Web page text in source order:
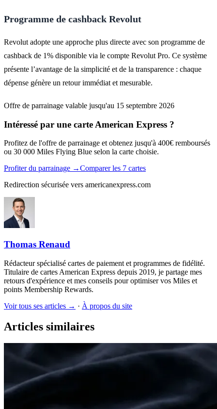
Programme de cashback Revolut
Revolut adopte une approche plus directe avec son programme de
cashback de 1% disponible via le compte Revolut Pro. Ce système
présente l’avantage de la simplicité et de la transparence : chaque
dépense génère un retour immédiat et mesurable.
Offre de parrainage valable jusqu'au 15 septembre 2026
Intéressé par une carte American Express ?
Profitez de l'offre de parrainage et obtenez jusqu'à 400€ remboursés
ou 30 000 Miles Flying Blue selon la carte choisie.
Profiter du parrainage →Comparer les 7 cartes
Redirection sécurisée vers americanexpress.com
Thomas Renaud
Rédacteur spécialisé cartes de paiement et programmes de fidélité.
Titulaire de cartes American Express depuis 2019, je partage mes
retours d'expérience et mes conseils pour optimiser vos Miles et
points Membership Rewards.
Voir tous ses articles → · À propos du site
Articles similaires